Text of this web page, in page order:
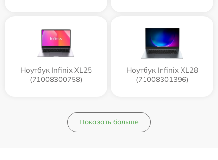
Ноутбук Infinix XL25
(71008300758)
Ноутбук Infinix XL28
(71008301396)
Показать больше